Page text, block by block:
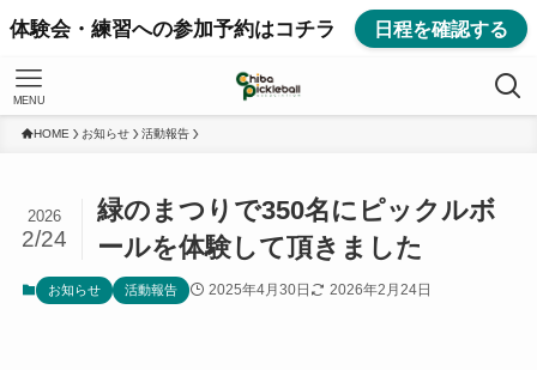
体験会・練習への参加予約はコチラ 日程を確認する
MENU
HOME お知らせ 活動報告
緑のまつりで350名にピックルボ
ールを体験して頂きました
2026
2/24
お知らせ 活動報告 2025年4月30日 2026年2月24日